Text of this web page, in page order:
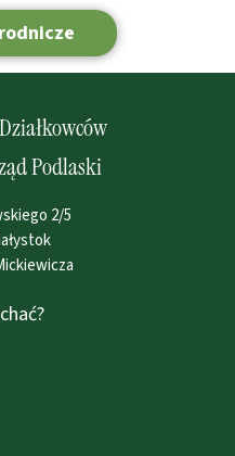
Podlaski
2/5